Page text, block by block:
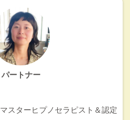
パートナー
スターヒプノセラピスト＆認定